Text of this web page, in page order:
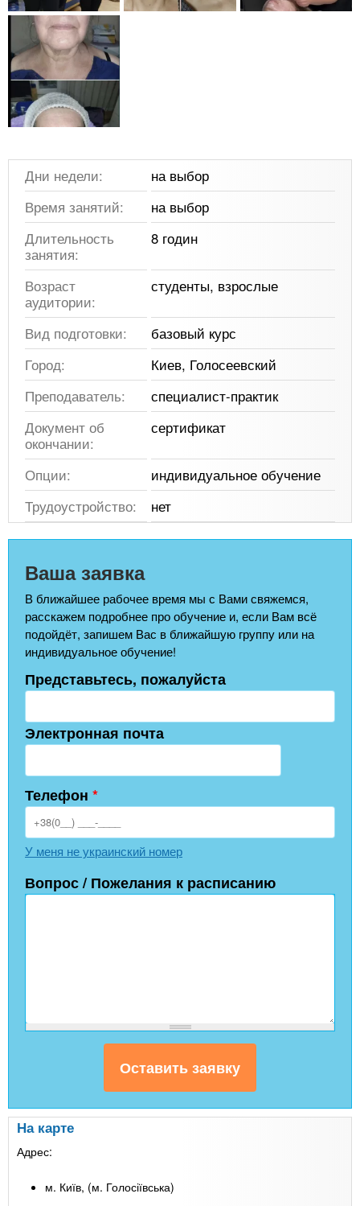
Дни недели:
на выбор
Время занятий:
на выбор
Длительность
занятия:
8 годин
Возраст
аудитории:
студенты, взрослые
Вид подготовки:
базовый курс
Город:
Киев, Голосеевский
Преподаватель:
специалист-практик
Документ об
окончании:
сертификат
Опции:
индивидуальное обучение
Трудоустройство:
нет
Ваша заявка
В ближайшее рабочее время мы с Вами свяжемся,
расскажем подробнее про обучение и, если Вам всё
подойдёт, запишем Вас в ближайшую группу или на
индивидуальное обучение!
Представьтесь, пожалуйста
Электронная почта
Телефон *
У меня не украинский номер
Вопрос / Пожелания к расписанию
На карте
Адрес:
м. Київ, (м. Голосіївська)